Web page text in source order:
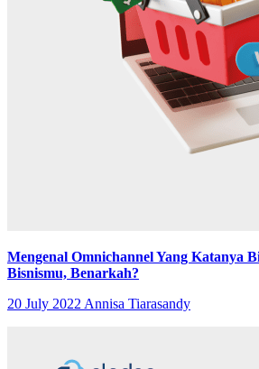
Mengenal Omnichannel Yang Katanya
Bisnismu, Benarkah?
20 July 2022 Annisa Tiarasandy